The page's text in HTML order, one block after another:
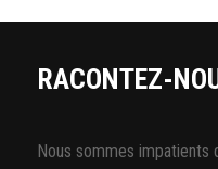
RACONTEZ-
Nous sommes impatients